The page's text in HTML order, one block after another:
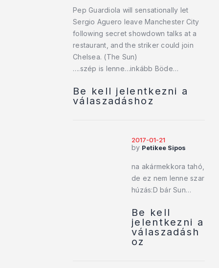
Pep Guardiola will sensationally let
Sergio Aguero leave Manchester City
following secret showdown talks at a
restaurant, and the striker could join
Chelsea. (The Sun)
….szép is lenne…inkább Böde…
Be kell jelentkezni a
válaszadáshoz
2017-01-21
by Petikee Sipos
na akármekkora tahó,
de ez nem lenne szar
húzás:D bár Sun…
Be kell
jelentkezni a
válaszadásh
oz